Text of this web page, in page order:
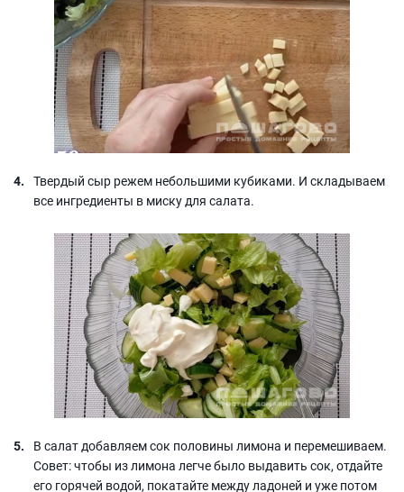
Твердый сыр режем небольшими кубиками. И складываем
все ингредиенты в миску для салата.
В салат добавляем сок половины лимона и перемешиваем.
Совет: чтобы из лимона легче было выдавить сок, отдайте
его горячей водой, покатайте между ладоней и уже потом